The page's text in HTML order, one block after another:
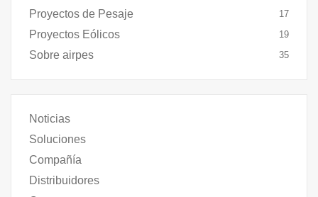
Proyectos de Pesaje 17
Proyectos Eólicos 19
Sobre airpes 35
Noticias
Soluciones
Compañía
Distribuidores